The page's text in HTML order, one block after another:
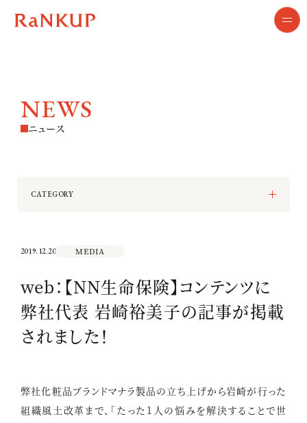
NEWS
ニュース
CATEGORY
TOPICS
2019.12.20 MEDIA
web：【NN生命保険】コンテンツに
弊社代表 岩崎裕美子の記事が掲載
されました！
弊社化粧品ブランドマナラ製品の立ち上げから岩崎が行った
組織風土改革まで、「たった1人の悩みを解決することで世